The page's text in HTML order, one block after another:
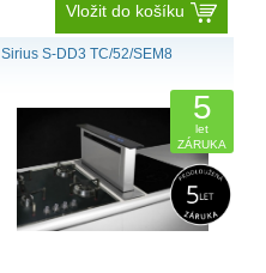
Vložit do košíku
Sirius S-DD3 TC/52/SEM8
5
let
ZÁRUKA